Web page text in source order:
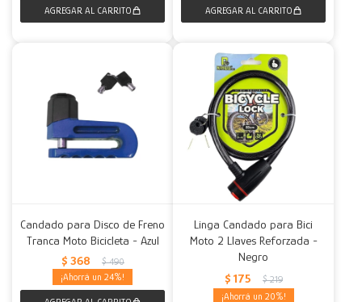
Candado para Disco de Freno
Tranca Moto Bicicleta - Azul
$ 368 $ 490
24
Linga Candado para Bici
Moto 2 Llaves Reforzada -
Negro
$ 175 $ 219
20